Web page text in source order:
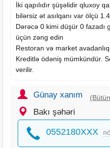
İki qapılıdır şüşəlidir qluxoy
bilərsiz ət asılqanı var ölçü
Dərəcə 0 kimi düşür 0 fazadı
üçün zəng edin
Restoran və market
Kreditlə ödəniş mümkündür.
verilir.
Günay xanım
Bakı şəhəri
0552180XXX